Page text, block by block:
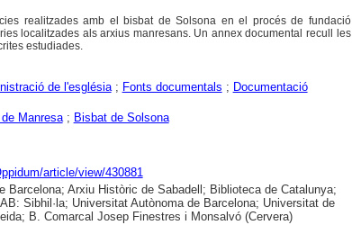
realitzades amb el bisbat de Solsona en el procés de fundació
localitzades als arxius manresans. Un annex documental recull les
estudiades.
de l'església; Fonts documentals ; Documentació
Manresa; Bisbat de Solsona
article/view/430881
Barcelona; Arxiu Històric de Sabadell; Biblioteca de Catalunya;
Sibhil·la; Universitat Autònoma de Barcelona; Universitat de
B. Comarcal Josep Finestres i Monsalvó (Cervera)